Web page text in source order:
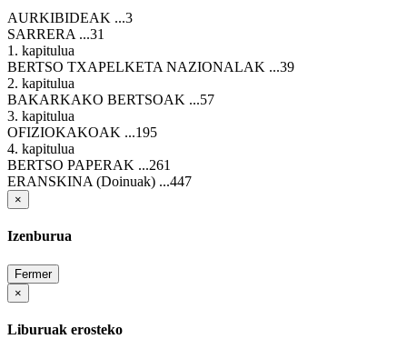
AURKIBIDEAK ...3
SARRERA ...31
1. kapitulua
BERTSO TXAPELKETA NAZIONALAK ...39
2. kapitulua
BAKARKAKO BERTSOAK ...57
3. kapitulua
OFIZIOKAKOAK ...195
4. kapitulua
BERTSO PAPERAK ...261
ERANSKINA (Doinuak) ...447
×
Izenburua
Fermer
×
Liburuak erosteko